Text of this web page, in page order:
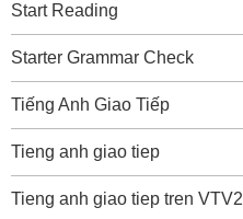
Start Reading
Starter Grammar Check
Tiếng Anh Giao Tiếp
Tieng anh giao tiep
Tieng anh giao tiep tren VTV2